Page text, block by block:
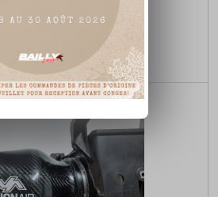
+ BRIDE 450 YFZR
base
Ajouter au panier